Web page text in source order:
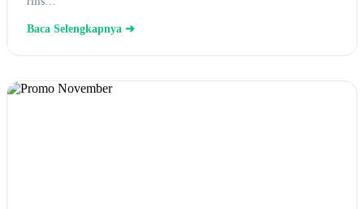
Baca Selengkapnya ➔